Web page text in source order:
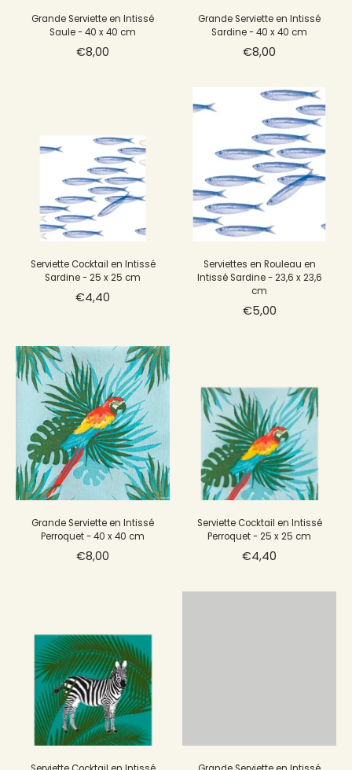
Grande Serviette en Intissé
Saule - 40 x 40 cm
€8,00
Grande Serviette en Intissé
Sardine - 40 x 40 cm
€8,00
Serviette Cocktail en Intissé
Sardine - 25 x 25 cm
€4,40
Serviettes en Rouleau en
Intissé Sardine - 23,6 x 23,6
cm
€5,00
Grande Serviette en Intissé
Perroquet - 40 x 40 cm
€8,00
Serviette Cocktail en Intissé
Perroquet - 25 x 25 cm
€4,40